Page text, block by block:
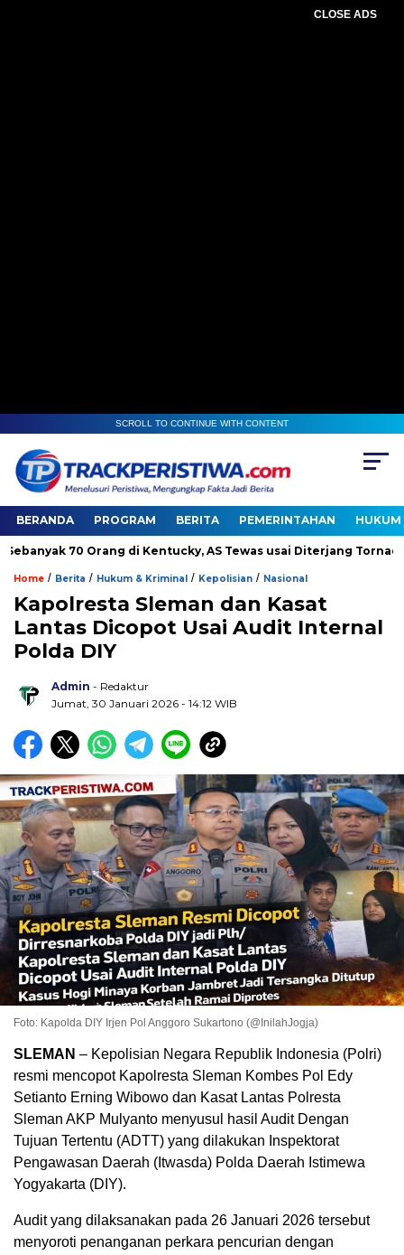
CLOSE ADS
SCROLL TO CONTINUE WITH CONTENT
BERANDA PROGRAM BERITA PEMERINTAHAN HUKUM
70 Orang di Kentucky, AS Tewas usai Diterjang Tornado
Home / Berita / Hukum & Kriminal / Kepolisian / Nasional
Kapolresta Sleman dan Kasat
Lantas Dicopot Usai Audit Internal
Polda DIY
Admin - Redaktur
Jumat, 30 Januari 2026 - 14:12 WIB
Foto: Kapolda DIY Irjen Pol Anggoro Sukartono (@InilahJogja)
SLEMAN – Kepolisian Negara Republik Indonesia (Polri)
resmi mencopot Kapolresta Sleman Kombes Pol Edy
Setianto Erning Wibowo dan Kasat Lantas Polresta
Sleman AKP Mulyanto menyusul hasil Audit Dengan
Tujuan Tertentu (ADTT) yang dilakukan Inspektorat
Pengawasan Daerah (Itwasda) Polda Daerah Istimewa
Yogyakarta (DIY).
Audit yang dilaksanakan pada 26 Januari 2026 tersebut
menyoroti penanganan perkara pencurian dengan